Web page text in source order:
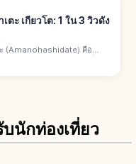
ตะ เกียวโต: 1 ใน 3 วิวดัง
(Amanohashidate) คือ
นือเกียวโต 1 ใน 3 วิวดังญี่ปุ่
าจิมะ ยาว 3.6 กม. ต้นสนกว่า
นักท่องเที่ยว